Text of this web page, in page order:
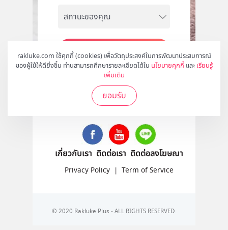
rakluke.com ใช้คุกกี้ (cookies) เพื่อวัตถุประสงค์ในการพัฒนาประสบการณ์
ของผู้ใช้ให้ดียิ่งขึ้น ท่านสามารถศึกษารายละเอียดได้ใน นโยบายคุกกี้ และ เรียนรู้
เพิ่มเติม
ยอมรับ
สมัคร
ติดตามเราได้ที่
เกี่ยวกับเรา ติดต่อเรา ติดต่อลงโฆษณา
Privacy Policy | Term of Service
© 2020 Rakluke Plus - ALL RIGHTS RESERVED.